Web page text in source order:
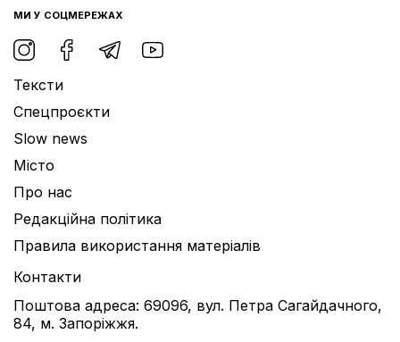
МИ У СОЦМЕРЕЖАХ
Тексти
Спецпроєкти
Slow news
Місто
Про нас
Редакційна політика
Правила використання матеріалів
Контакти
Поштова адреса: 69096, вул. Петра Сагайдачного,
84, м. Запоріжжя.